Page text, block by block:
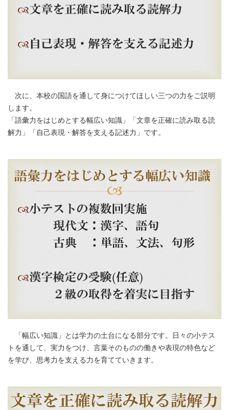
次に、本校の国語を通して身につけてほしい三つの力をご説明
します。
「語彙力をはじめとする幅広い知識」「文章を正確に読み取る読
解力」「自己表現・解答を支える記述力」です。
「幅広い知識」とは学力の土台になる部分です。日々の小テス
トを通して、実力をつけ、言葉そのものの働きや表現の特色など
を学び、思考力を支える力を育てていきます。